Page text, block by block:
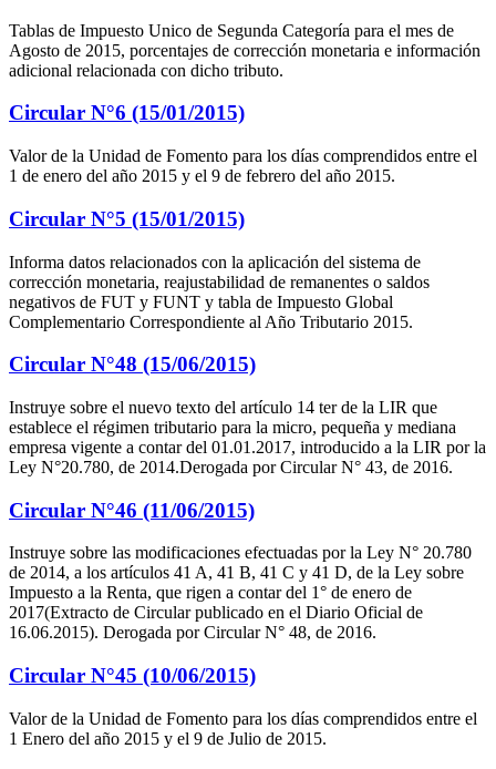
Tablas de Impuesto Unico de Segunda Categoría para el mes de
Agosto de 2015, porcentajes de corrección monetaria e información
adicional relacionada con dicho tributo.
Circular N°6 (15/01/2015)
Valor de la Unidad de Fomento para los días comprendidos entre el
1 de enero del año 2015 y el 9 de febrero del año 2015.
Circular N°5 (15/01/2015)
Informa datos relacionados con la aplicación del sistema de
corrección monetaria, reajustabilidad de remanentes o saldos
negativos de FUT y FUNT y tabla de Impuesto Global
Complementario Correspondiente al Año Tributario 2015.
Circular N°48 (15/06/2015)
Instruye sobre el nuevo texto del artículo 14 ter de la LIR que
establece el régimen tributario para la micro, pequeña y mediana
empresa vigente a contar del 01.01.2017, introducido a la LIR por la
Ley N°20.780, de 2014.Derogada por Circular N° 43, de 2016.
Circular N°46 (11/06/2015)
Instruye sobre las modificaciones efectuadas por la Ley N° 20.780
de 2014, a los artículos 41 A, 41 B, 41 C y 41 D, de la Ley sobre
Impuesto a la Renta, que rigen a contar del 1° de enero de
2017(Extracto de Circular publicado en el Diario Oficial de
16.06.2015). Derogada por Circular N° 48, de 2016.
Circular N°45 (10/06/2015)
Valor de la Unidad de Fomento para los días comprendidos entre el
1 Enero del año 2015 y el 9 de Julio de 2015.